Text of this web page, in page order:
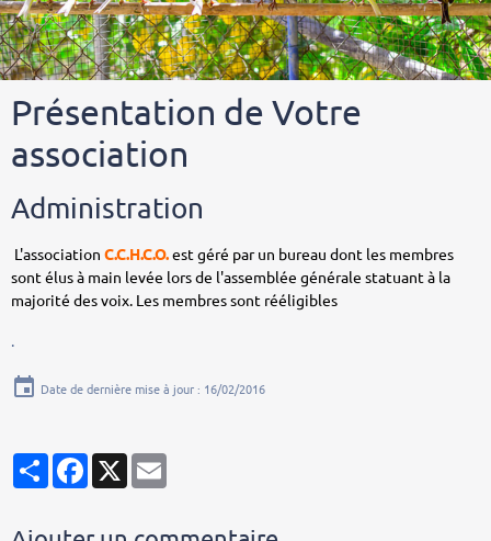
Présentation de Votre
association
Administration
L'association C.C.H.C.O.est géré par un bureau dont les membres
sont élus à main levée lors de l'assemblée générale statuant à la
majorité des voix. Les membres sont rééligibles
.
Date de dernière mise à jour : 16/02/2016
PartagerFacebook
X